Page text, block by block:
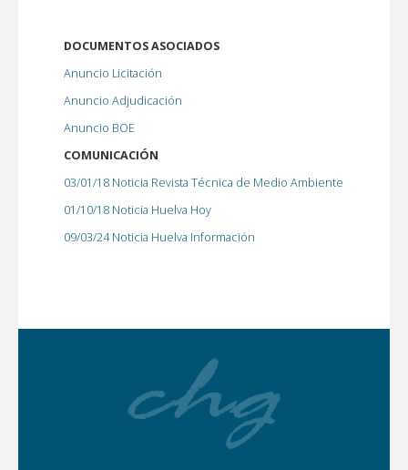
DOCUMENTOS ASOCIADOS
Anuncio Licitación
Anuncio Adjudicación
Anuncio BOE
COMUNICACIÓN
03/01/18 Noticia Revista Técnica de Medio Ambiente
01/10/18 Noticia Huelva Hoy
09/03/24 Noticia Huelva Información